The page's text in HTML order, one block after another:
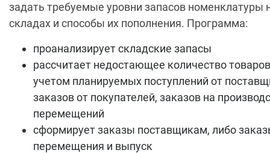
задать требуемые уровни запасов номенклатуры
складах и способы их пополнения. Программа:
проанализирует складские запасы
рассчитает недостающее количество
учетом планируемых поступлений от
заказов от покупателей, заказов на
перемещений
сформирует заказы поставщикам, либо
перемещения и выпуск